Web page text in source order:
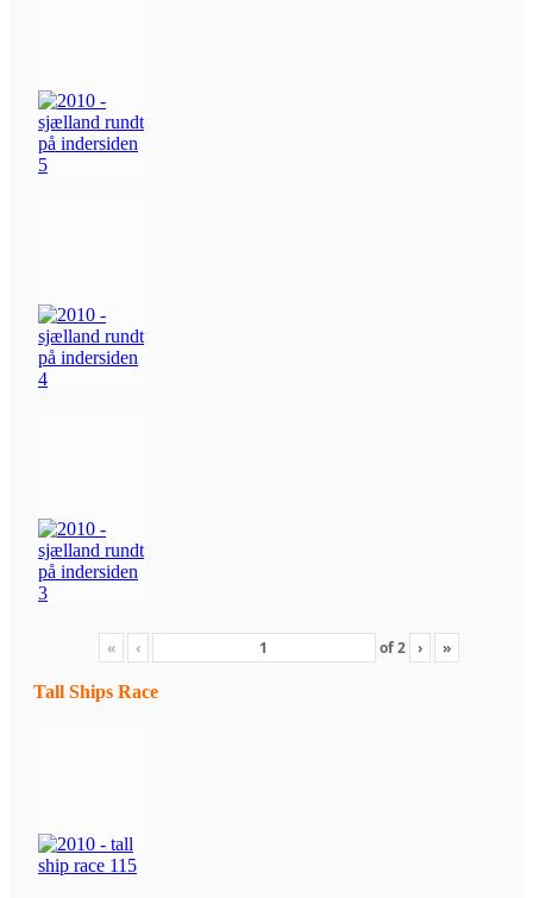
« ‹ of2 › »
Tall Ships Race